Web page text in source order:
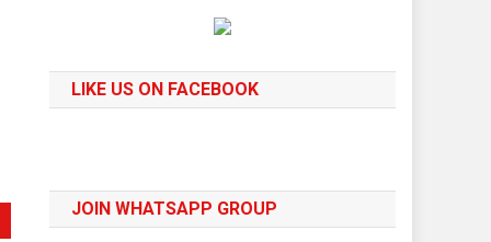
LIKE US ON FACEBOOK
JOIN WHATSAPP GROUP